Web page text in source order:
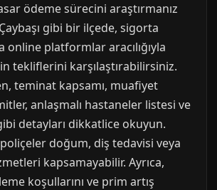
ödeme sürecini araştırmanız
gibi bir ilçede, sigorta
online platformlar aracılığıyla
tekliflerini karşılaştırabilirsiniz.
teminat kapsamı, muafiyet
anlaşmalı hastaneler listesi ve
detayları dikkatlice okuyun.
doğum, diş tedavisi veya
kapsamayabilir. Ayrıca,
koşullarını ve prim artış